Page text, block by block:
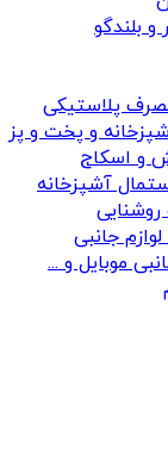
و بلندگو
پلاستیکی
و پخت و پز
و اسکاج
آشپزخانه
روشنایی
جانبی
موبایل و ...